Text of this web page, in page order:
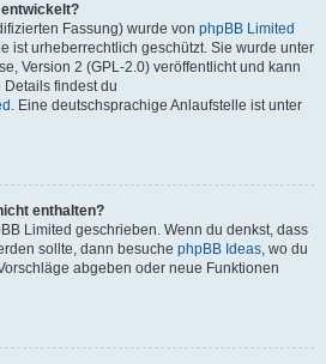
Fassung) wurde von phpBB Limited
ist urheberrechtlich geschützt. Sie wurde unter
Version 2 (GPL-2.0) veröffentlicht und kann
findest du
. Eine deutschsprachige Anlaufstelle ist unter
enthalten?
Limited geschrieben. Wenn du denkst, dass
sollte, dann besuche phpBB Ideas, wo du
abgeben oder neue Funktionen